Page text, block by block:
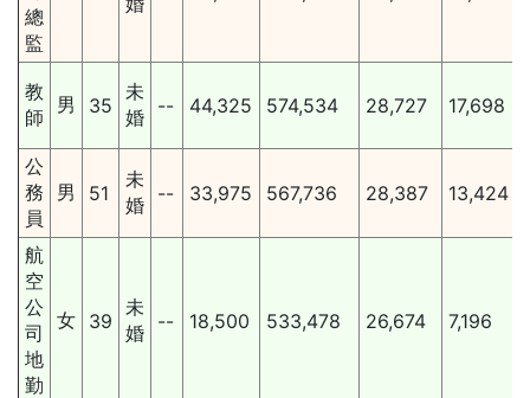
總
監
教
師
男 35
未
婚
-- 44,325 574,534 28,727 17,698
公
務
員
男 51
未
婚
-- 33,975 567,736 28,387 13,424
航
空
公
司
地
勤
女 39
未
婚
-- 18,500 533,478 26,674 7,196